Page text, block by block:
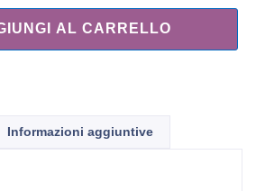
AL CARRELLO
Informazioni aggiuntive